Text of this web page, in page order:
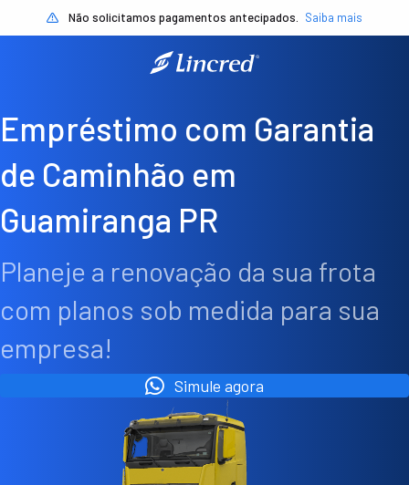
Não solicitamos pagamentos antecipados. Saiba mais
Empréstimo com Garantia
de Caminhão em
Guamiranga PR
Planeje a renovação da sua frota
com planos sob medida para sua
empresa!
Simule agora